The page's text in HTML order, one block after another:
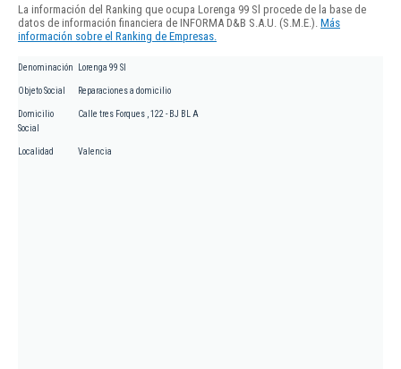
La información del Ranking que ocupa Lorenga 99 Sl procede de la base de
datos de información financiera de INFORMA D&B S.A.U. (S.M.E.). Más
información sobre el Ranking de Empresas.
Denominación Lorenga 99 Sl
Objeto Social Reparaciones a domicilio
Domicilio
Social
Calle tres Forques , 122 - BJ BL A
Localidad Valencia